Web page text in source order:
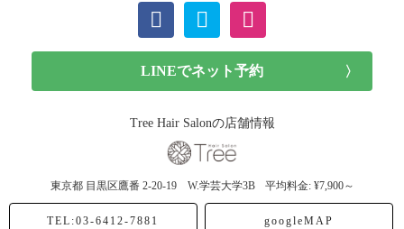
Tree Hair Salonの店舗情報
東京都 目黒区鷹番 2-20-19 W.学芸大学3B 平均料金: ¥7,900～
TEL:03-6412-7881 googleMAP